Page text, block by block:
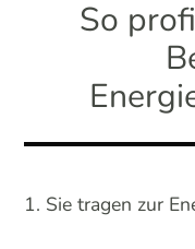
So
Sie tragen zur